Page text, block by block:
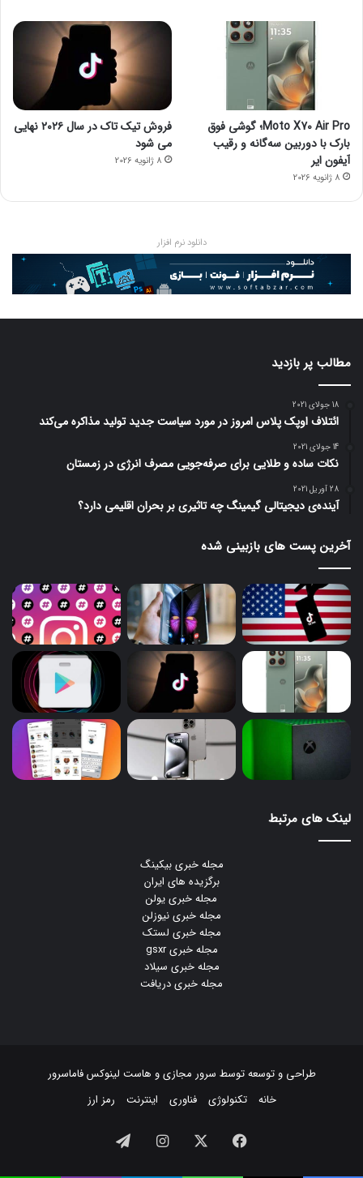
Moto X70 Air Pro؛ گوشی فوق
بارک با دوربین سه‌گانه و رقیب
آیفون ایر
8 ژانویه 2026
فروش تیک تاک در سال ۲۰۲۶ نهایی
می شود
8 ژانویه 2026
دانلود نرم افزار
مطالب پر بازدید
18 جولای 2021
ائتلاف اوپک پلاس امروز در مورد سیاست جدید تولید مذاکره می‌کند
14 جولای 2021
نکات ساده و طلایی برای صرفه‌جویی مصرف انرژی در زمستان
28 آوریل 2021
آینده‌ی دیجیتالی گیمینگ چه تاثیری بر بحران اقلیمی دارد؟
آخرین پست های بازبینی شده
لینک های مرتبط
مجله خبری بیکینگ
برگزیده های ایران
مجله خبری یولن
مجله خبری نیوزلن
مجله خبری لستک
مجله خبری gsxr
مجله خبری سیلاد
مجله خبری دریافت
طراحی و توسعه توسط سرور مجازیو هاست لینوکسفاماسرور
خانه
تکنولوژی فناوری اینترنت رمز ارز
فیسبوک ایکس اینستاگرام